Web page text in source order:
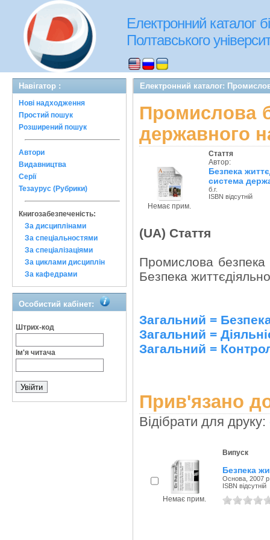
Електронний каталог
Полтавського
Навігатор :
Нові надходження
Простий пошук
Розширений пошук
Автори
Видавництва
Серії
Тезаурус (Рубрики)
Книгозабезпеченість:
За дисциплінами
За спеціальностями
За спеціалізаціями
За циклами дисциплін
За кафедрами
Особистий кабінет:
Штрих-код
Ім'я читача
Електронний каталог:
Промислова
державного
Немає прим.
Стаття
Автор:
Безпека
система
б.г.
ISBN відсутній
(UA) Стаття
Промислова
Безпека
Загальний =
Загальний =
Загальний =
Прив'язано
Відібрати для друку:
Немає прим.
Випуск
Безпека
Основа, 2007
ISBN відсутній